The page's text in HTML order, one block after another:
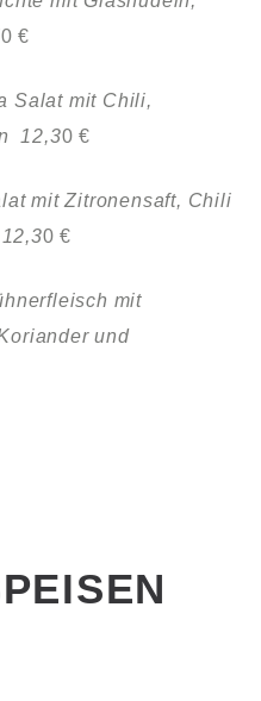
0 €
Salat mit Chili,
12,30 €
mit Zitronensaft, Chili
0 €
mit
und